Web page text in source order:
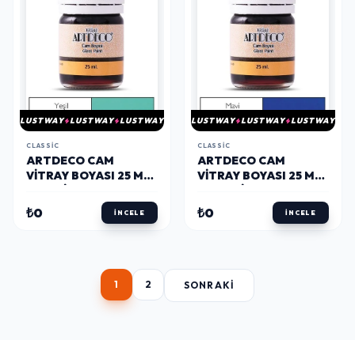
LUSTWAY LUSTWAY LUSTWAY
CLASSIC
ARTDECO CAM
VITRAY BOYASI 25 ML.
₺0 İNCELE
LUSTWAY LUSTWAY LUSTWAY
CLASSIC
ARTDECO CAM
VITRAY BOYASI 25 ML.
₺0 İNCELE
1 2 SONRAKI